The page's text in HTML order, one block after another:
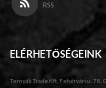
RSS
ELÉRHETŐSÉGEINK
Ternyák Trade Kft, Fehérvári u. 78.